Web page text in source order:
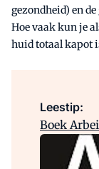
gezondheid) en
Hoe vaak kun je
huid totaal kapot
Leestip:
Boek